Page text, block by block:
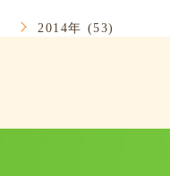
2014年 (53)